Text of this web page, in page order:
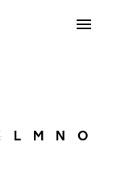
L M N O